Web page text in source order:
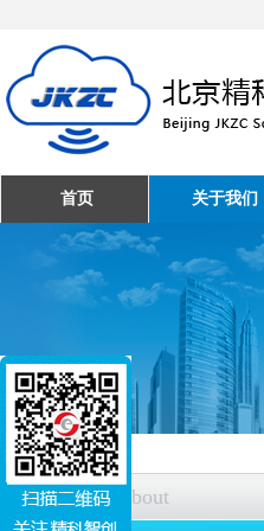
首页 关于我们
关于我们 About